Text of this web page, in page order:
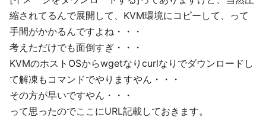
縮されてるんで展開して、KVM環境にコピーして、って
手間がかかるんですよね・・・
考えただけでも面倒すぎ・・・
KVMのホストOSからwgetなりcurlなりでダウンロードし
て解凍もコマンドでやりますやん・・・
その方が早いですやん・・・
って思ったのでここにURL記載しておきます。